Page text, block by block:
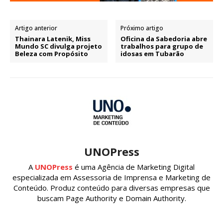
Artigo anterior
Thainara Latenik, Miss
Mundo SC divulga projeto
Beleza com Propósito
Próximo artigo
Oficina da Sabedoria abre
trabalhos para grupo de
idosas em Tubarão
UNOPress
A UNOPress é uma Agência de Marketing Digital
especializada em Assessoria de Imprensa e Marketing de
Conteúdo. Produz conteúdo para diversas empresas que
buscam Page Authority e Domain Authority.